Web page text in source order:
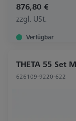
876,80 €
zzgl. USt.
Verfügbar
THETA 55 Set
626109-9220-622